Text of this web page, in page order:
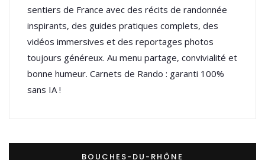
sentiers de France avec des récits de randonnée
inspirants, des guides pratiques complets, des
vidéos immersives et des reportages photos
toujours généreux. Au menu partage, convivialité et
bonne humeur. Carnets de Rando : garanti 100%
sans IA !
BOUCHES-DU-RHÔNE